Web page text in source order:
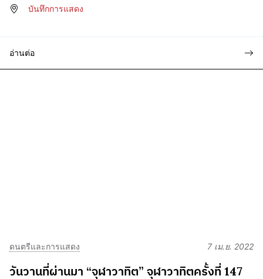
บันทึกการแสดง
อ่านต่อ
ดนตรีและการแสดง 7 เม.ย. 2022
วันวานที่ผ่านมา “จุฬาวาทิต” จุฬาวาทิตครั้งที่ 147